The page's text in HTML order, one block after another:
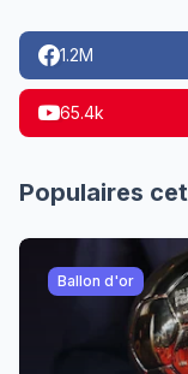
1.2M
65.4k
Populaires
Ballon d'or